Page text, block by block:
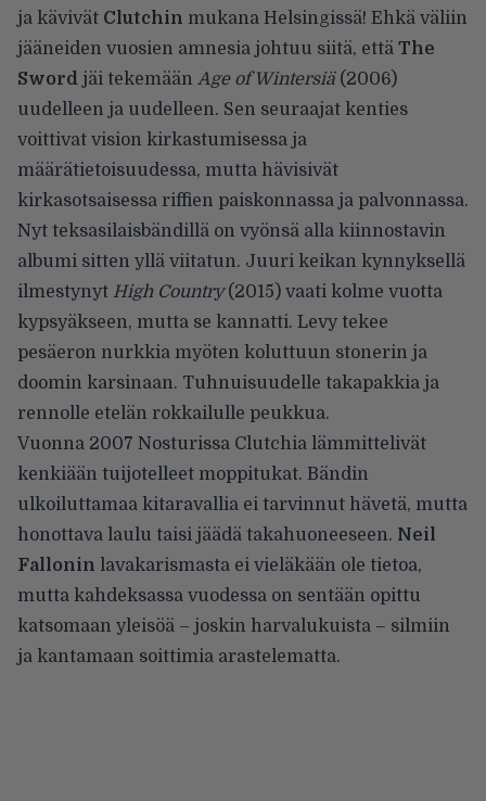
ja kävivät Clutchin mukana Helsingissä! Ehkä väliin
jääneiden vuosien amnesia johtuu siitä, että The
Sword jäi tekemään Age of Wintersiä(2006)
uudelleen ja uudelleen. Sen seuraajat kenties
voittivat vision kirkastumisessa ja
määrätietoisuudessa, mutta hävisivät
kirkasotsaisessa riffien paiskonnassa ja palvonnassa.
Nyt teksasilaisbändillä on vyönsä alla kiinnostavin
albumi sitten yllä viitatun. Juuri keikan kynnyksellä
ilmestynyt High Country(2015) vaati kolme vuotta
kypsyäkseen, mutta se kannatti. Levy tekee
pesäeron nurkkia myöten koluttuun stonerin ja
doomin karsinaan. Tuhnuisuudelle takapakkia ja
rennolle etelän rokkailulle peukkua.
Vuonna 2007 Nosturissa Clutchia lämmittelivät
kenkiään tuijotelleet moppitukat. Bändin
ulkoiluttamaa kitaravallia ei tarvinnut hävetä, mutta
honottava laulu taisi jäädä takahuoneeseen. Neil
Fallonin lavakarismasta ei vieläkään ole tietoa,
mutta kahdeksassa vuodessa on sentään opittu
katsomaan yleisöä – joskin harvalukuista – silmiin
ja kantamaan soittimia arastelematta.